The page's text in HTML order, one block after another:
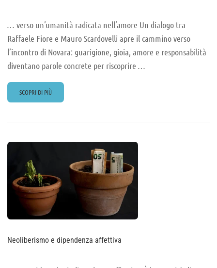
… verso un’umanità radicata nell’amore Un dialogo tra
Raffaele Fiore e Mauro Scardovelli apre il cammino verso
l’incontro di Novara: guarigione, gioia, amore e responsabilità
diventano parole concrete per riscoprire …
READ
MORE
GIOIOSO…
SCOPRI DI PIÙ
Neoliberismo e dipendenza affettiva